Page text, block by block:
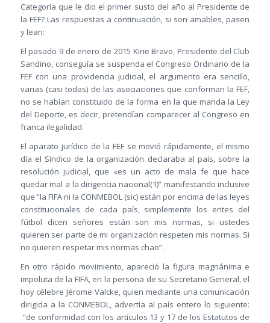
Categoría que le dio el primer susto del año al Presidente de
la FEF? Las respuestas a continuación, si son amables, pasen
y lean:
El pasado 9 de enero de 2015 Kirie Bravo, Presidente del Club
Sandino, conseguía se suspenda el Congreso Ordinario de la
FEF con una providencia judicial, el argumento era sencillo,
varias (casi todas) de las asociaciones que conforman la FEF,
no se habían constituido de la forma en la que manda la Ley
del Deporte, es decir, pretendían comparecer al Congreso en
franca ilegalidad.
El aparato jurídico de la FEF se movió rápidamente, el mismo
día el Síndico de la organización declaraba al país, sobre la
resolución judicial, que «es un acto de mala fe que hace
quedar mal a la dirigencia nacional(1)” manifestando inclusive
que “la FIFA ni la CONMEBOL (sic) están por encima de las leyes
constitucionales de cada país, simplemente los entes del
fútbol dicen señores están son mis normas, si ustedes
quieren ser parte de mi organización respeten mis normas. Si
no quieren respetar mis normas chao”.
En otro rápido movimiento, apareció la figura magnánima e
impoluta de la FIFA, en la persona de su Secretario General, el
hoy célebre Jérome Valcke, quien mediante una comunicación
dirigida a la CONMEBOL, advertía al país entero lo siguiente:
“de conformidad con los artículos 13 y 17 de los Estatutos de